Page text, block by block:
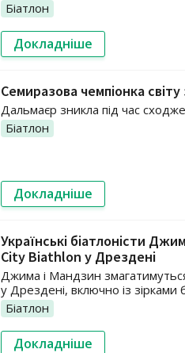
Біатлон
Докладніше
Семиразова чемпіонка
Дальмаєр зникла під час
Біатлон
Докладніше
Українські біатлоністи
City Biathlon у Дрездені
Джима і Мандзин
у Дрездені, включно із
Біатлон
Докладніше